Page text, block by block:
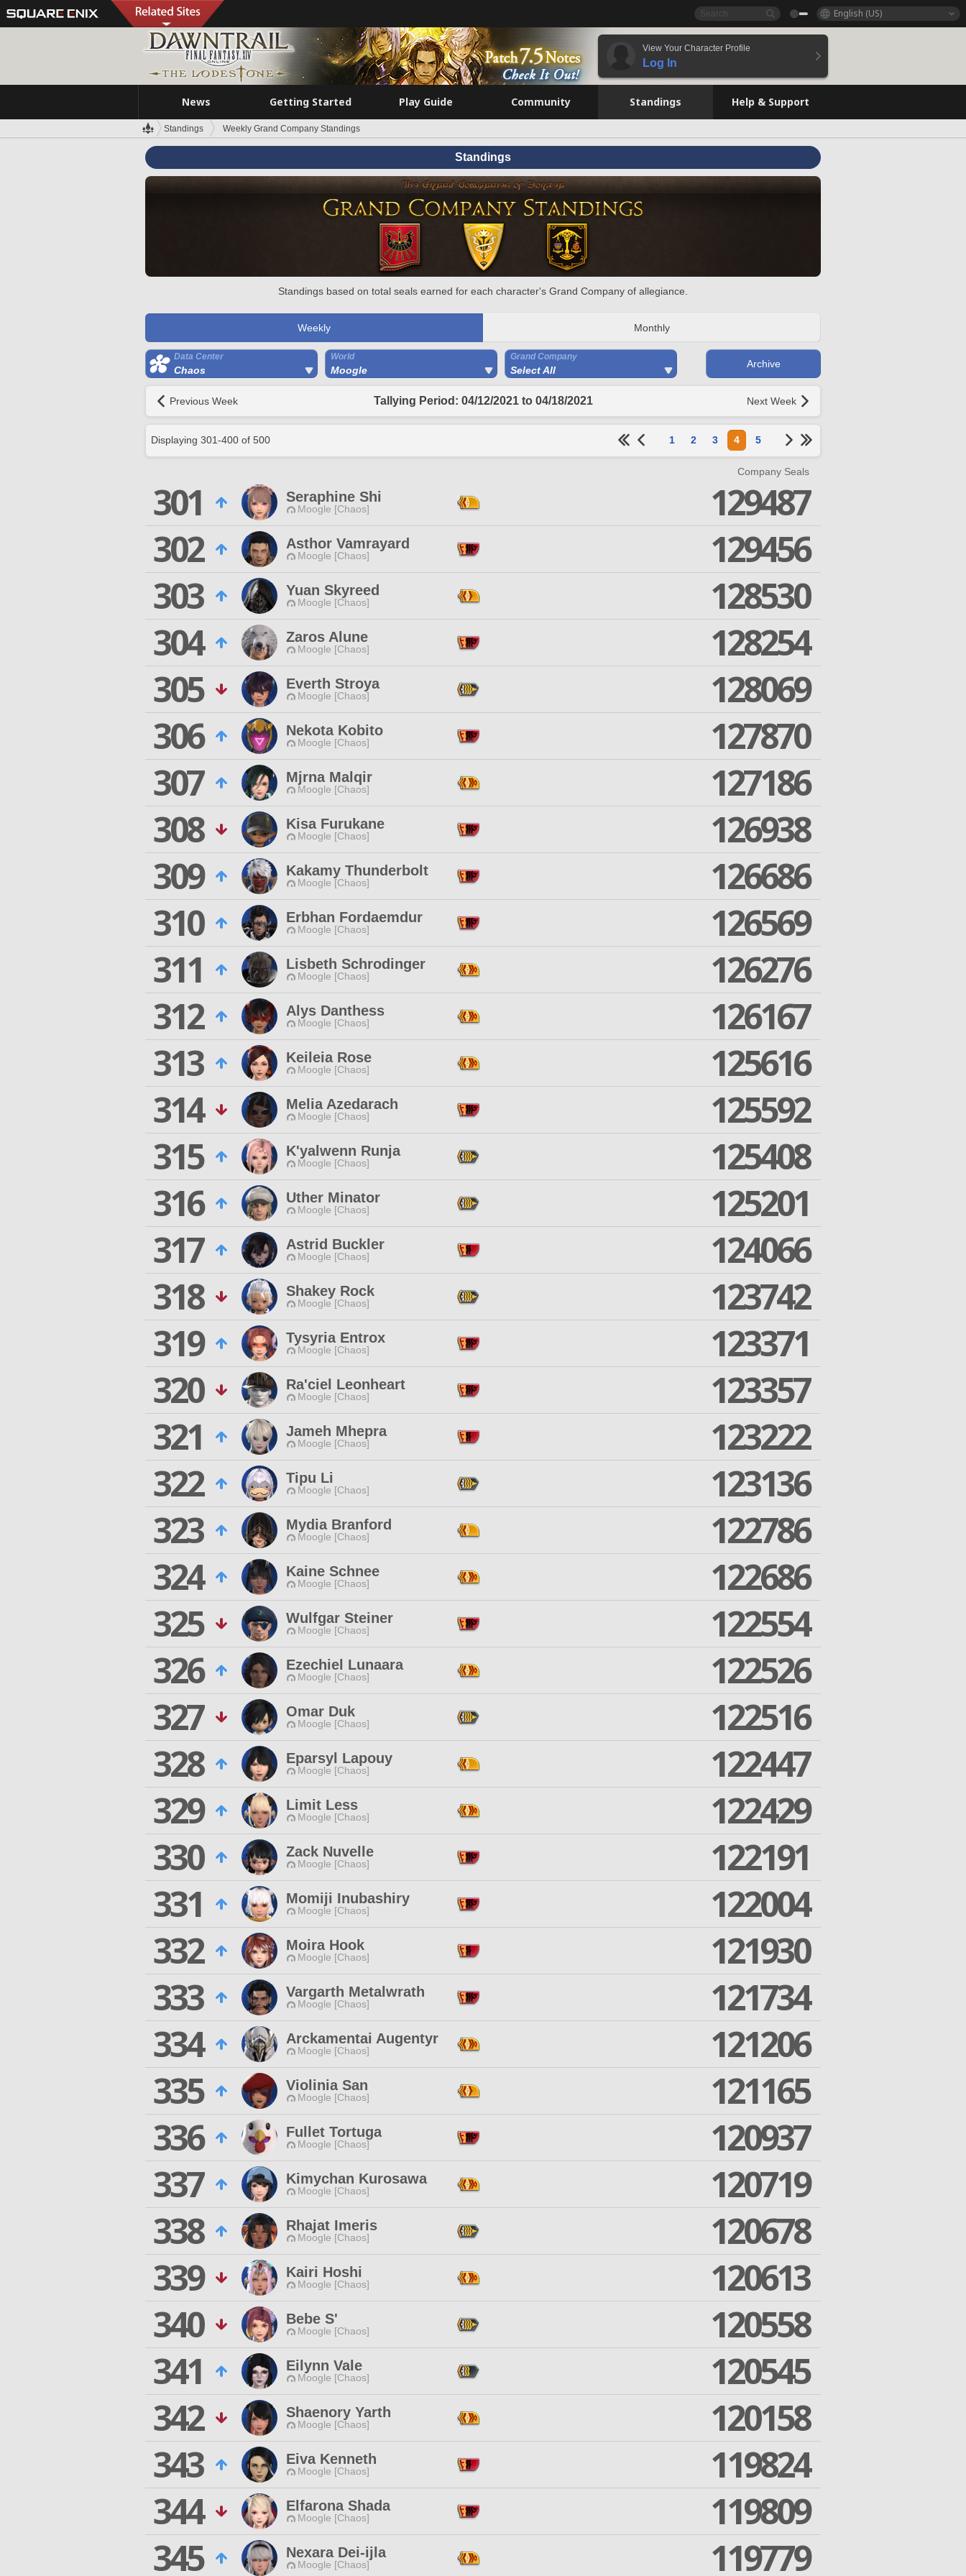
English (US)
View Your Character Profile
Log In
News Getting Started Play Guide Community Standings Help & Support
Standings Weekly Grand Company Standings
Standings
Standings based on total seals earned for each character's Grand Company of allegiance.
Weekly Monthly
Data Center
Chaos
World
Moogle
Grand Company
Select All
Archive
Previous Week Tallying Period: 04/12/2021 to 04/18/2021 Next Week
Displaying 301-400 of 500 1 2 3 4 5
Company Seals
301 Seraphine Shi
Moogle [Chaos]
129487
302
Asthor Vamrayard
Moogle [Chaos]
129456
303
Yuan Skyreed
Moogle [Chaos]
128530
304
Zaros Alune
Moogle [Chaos]
128254
305
Everth Stroya
Moogle [Chaos]
128069
306
Nekota Kobito
Moogle [Chaos]
127870
307
Mjrna Malqir
Moogle [Chaos]
127186
308
Kisa Furukane
Moogle [Chaos]
126938
309
Kakamy Thunderbolt
Moogle [Chaos]
126686
310
Erbhan Fordaemdur
Moogle [Chaos]
126569
311
Lisbeth Schrodinger
Moogle [Chaos]
126276
312
Alys Danthess
Moogle [Chaos]
126167
313
Keileia Rose
Moogle [Chaos]
125616
314
Melia Azedarach
Moogle [Chaos]
125592
315
K'yalwenn Runja
Moogle [Chaos]
125408
316
Uther Minator
Moogle [Chaos]
125201
317
Astrid Buckler
Moogle [Chaos]
124066
318
Shakey Rock
Moogle [Chaos]
123742
319
Tysyria Entrox
Moogle [Chaos]
123371
320
Ra'ciel Leonheart
Moogle [Chaos]
123357
321
Jameh Mhepra
Moogle [Chaos]
123222
322
Tipu Li
Moogle [Chaos]
123136
323
Mydia Branford
Moogle [Chaos]
122786
324
Kaine Schnee
Moogle [Chaos]
122686
325
Wulfgar Steiner
Moogle [Chaos]
122554
326
Ezechiel Lunaara
Moogle [Chaos]
122526
327
Omar Duk
Moogle [Chaos]
122516
328
Eparsyl Lapouy
Moogle [Chaos]
122447
329
Limit Less
Moogle [Chaos]
122429
330
Zack Nuvelle
Moogle [Chaos]
122191
331
Momiji Inubashiry
Moogle [Chaos]
122004
332
Moira Hook
Moogle [Chaos]
121930
333
Vargarth Metalwrath
Moogle [Chaos]
121734
334
Arckamentai Augentyr
Moogle [Chaos]
121206
335
Violinia San
Moogle [Chaos]
121165
336
Fullet Tortuga
Moogle [Chaos]
120937
337
Kimychan Kurosawa
Moogle [Chaos]
120719
338
Rhajat Imeris
Moogle [Chaos]
120678
339
Kairi Hoshi
Moogle [Chaos]
120613
340
Bebe S'
Moogle [Chaos]
120558
341
Eilynn Vale
Moogle [Chaos]
120545
342
Shaenory Yarth
Moogle [Chaos]
120158
343
Eiva Kenneth
Moogle [Chaos]
119824
344
Elfarona Shada
Moogle [Chaos]
119809
345
Nexara Dei-ijla
Moogle [Chaos] 119779